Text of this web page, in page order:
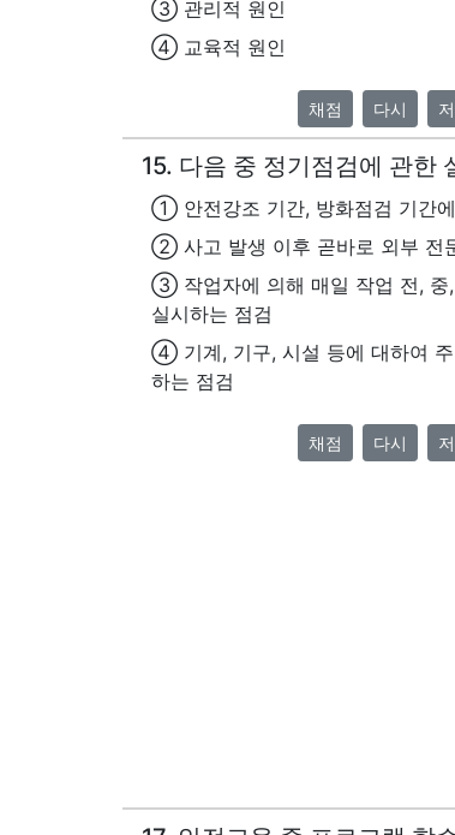
③ 관리적 원인
④ 교육적 원인
채점 다시
15. 다음 중 정기점검에 관한
① 안전강조 기간, 방화점검 기간
② 사고 발생 이후 곧바로 외부 전
③ 작업자에 의해 매일 작업 전, 중
실시하는 점검
④ 기계, 기구, 시설 등에 대하여
하는 점검
채점 다시